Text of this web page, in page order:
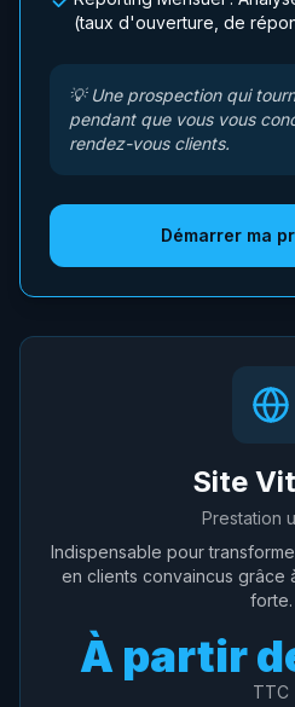
(taux d'ouverture, de
💡 Une prospection qui
pendant que vous vous
rendez-vous clients.
Démarrer ma
Site
Prestation
Indispensable pour
en clients convaincus grâce
forte.
À partir
TTC